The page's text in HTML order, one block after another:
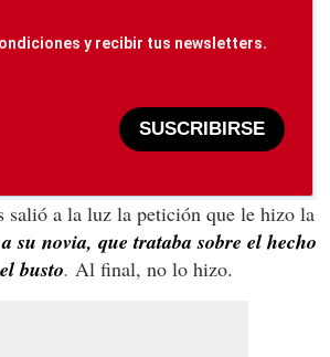
y recibir tus newsletters.
SUSCRIBIRSE
salió a la luz la petición que le hizo la
a su novia, que trataba sobre el hecho
busto. Al final, no lo hizo.